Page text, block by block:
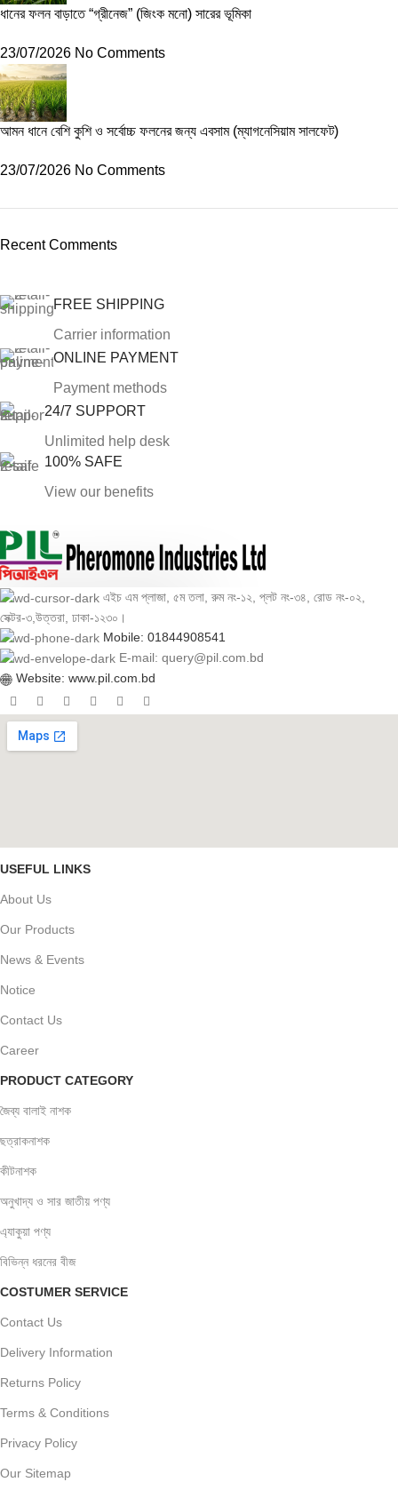
ধানের ফলন বাড়াতে “গ্রীনেজ” (জিংক মনো) সারের ভূমিকা
23/07/2026 No Comments
আমন ধানে বেশি কুশি ও সর্বোচ্চ ফলনের জন্য এবসাম (ম্যাগনেসিয়াম সালফেট)
23/07/2026 No Comments
Recent Comments
FREE SHIPPING
Carrier information
ONLINE PAYMENT
Payment methods
24/7 SUPPORT
Unlimited help desk
100% SAFE
View our benefits
এইচ এম প্লাজা, ৫ম তলা, রুম নং-১২, প্লট নং-৩৪, রোড নং-০২,
সেক্টর-৩,উত্তরা, ঢাকা-১২৩০।
Mobile: 01844908541
E-mail: query@pil.com.bd
Website: www.pil.com.bd
USEFUL LINKS
About Us
Our Products
News & Events
Notice
Contact Us
Career
PRODUCT CATEGORY
জৈব্য বালাই নাশক
ছত্রাকনাশক
কীটনাশক
অনুখাদ্য ও সার জাতীয় পণ্য
এ্যাকুয়া পণ্য
বিভিন্ন ধরনের বীজ
COSTUMER SERVICE
Contact Us
Delivery Information
Returns Policy
Terms & Conditions
Privacy Policy
Our Sitemap